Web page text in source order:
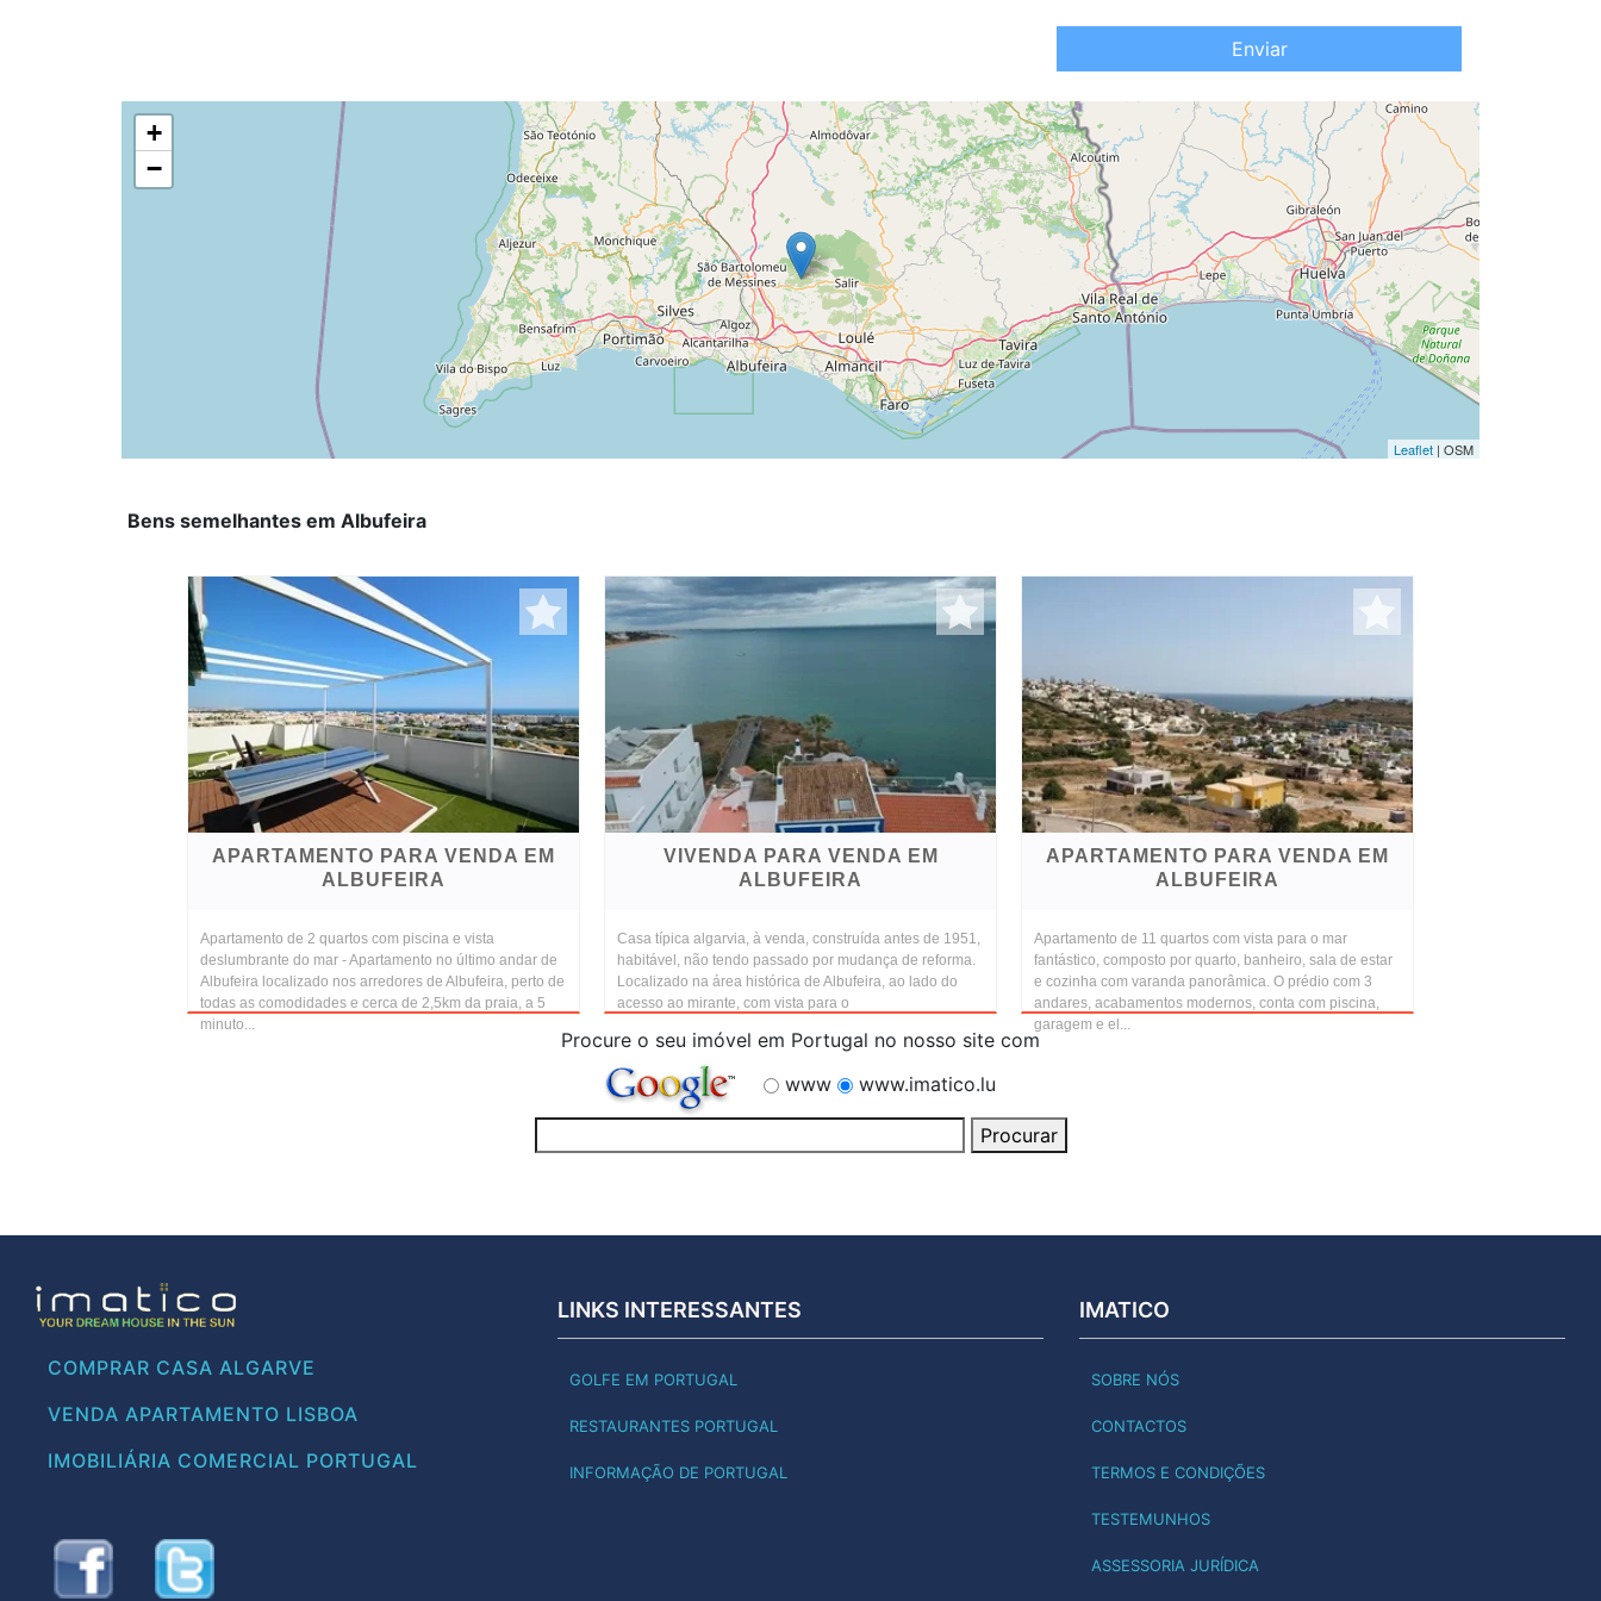
Enviar
+
−
Leaflet | OSM
Bens semelhantes em Albufeira
APARTAMENTO PARA VENDA EM
ALBUFEIRA
Apartamento de 2 quartos com piscina e vista
deslumbrante do mar - Apartamento no último andar de
Albufeira localizado nos arredores de Albufeira, perto de
todas as comodidades e cerca de 2,5km da praia, a 5
minuto...
VIVENDA PARA VENDA EM
ALBUFEIRA
Casa típica algarvia, à venda, construída antes de 1951,
habitável, não tendo passado por mudança de reforma.
Localizado na área histórica de Albufeira, ao lado do
acesso ao mirante, com vista para o
APARTAMENTO PARA VENDA EM
ALBUFEIRA
Apartamento de 11 quartos com vista para o mar
fantástico, composto por quarto, banheiro, sala de estar
e cozinha com varanda panorâmica. O prédio com 3
andares, acabamentos modernos, conta com piscina,
garagem e el...
Procure o seu imóvel em Portugal no nosso site com
www
www.imatico.lu
COMPRAR CASA ALGARVE
VENDA APARTAMENTO LISBOA
IMOBILIÁRIA COMERCIAL PORTUGAL
LINKS INTERESSANTES
GOLFE EM PORTUGAL
RESTAURANTES PORTUGAL
INFORMAÇÃO DE PORTUGAL
IMATICO
SOBRE NÓS
CONTACTOS
TERMOS E CONDIÇÕES
TESTEMUNHOS
ASSESSORIA JURÍDICA